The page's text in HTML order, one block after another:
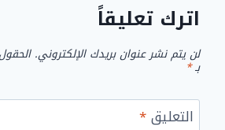
اترك تعليقاً
لن يتم نشر عنوان بريدك الإلكتروني.
بـ*
التعليق*